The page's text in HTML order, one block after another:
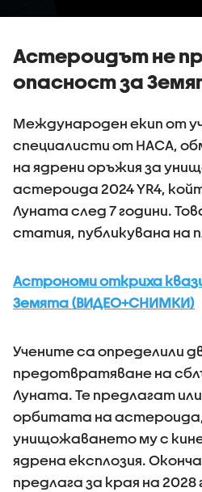
Астероидът не
опасност за
Международен екип от
специалисти от НАСА,
на ядрени оръжия за
астероида 2024 YR4,
Луната след 7 години.
статия, публикувана на
Астрономи откриха
Земята (ВИДЕО+СНИМКИ)
Учените са определили
предотвратяване на
Луната. Те предлагат
орбитата на астероида,
унищожаването му с
ядрена експлозия.
предлага за края на 2028